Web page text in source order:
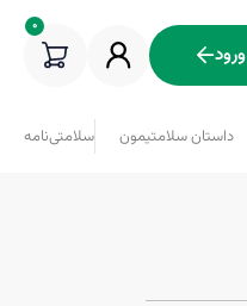
ورود
0
داستان سلامتیمون سلامتی‌نامه